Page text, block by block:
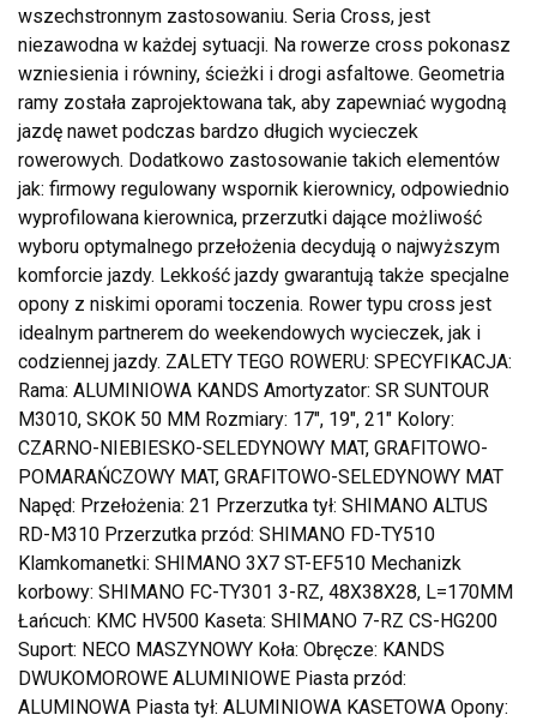
wszechstronnym zastosowaniu. Seria Cross, jest
niezawodna w każdej sytuacji. Na rowerze cross pokonasz
wzniesienia i równiny, ścieżki i drogi asfaltowe. Geometria
ramy została zaprojektowana tak, aby zapewniać wygodną
jazdę nawet podczas bardzo długich wycieczek
rowerowych. Dodatkowo zastosowanie takich elementów
jak: firmowy regulowany wspornik kierownicy, odpowiednio
wyprofilowana kierownica, przerzutki dające możliwość
wyboru optymalnego przełożenia decydują o najwyższym
komforcie jazdy. Lekkość jazdy gwarantują także specjalne
opony z niskimi oporami toczenia. Rower typu cross jest
idealnym partnerem do weekendowych wycieczek, jak i
codziennej jazdy. ZALETY TEGO ROWERU: SPECYFIKACJA:
Rama: ALUMINIOWA KANDS Amortyzator: SR SUNTOUR
M3010, SKOK 50 MM Rozmiary: 17″, 19″, 21″ Kolory:
CZARNO-NIEBIESKO-SELEDYNOWY MAT, GRAFITOWO-
POMARAŃCZOWY MAT, GRAFITOWO-SELEDYNOWY MAT
Napęd: Przełożenia: 21 Przerzutka tył: SHIMANO ALTUS
RD-M310 Przerzutka przód: SHIMANO FD-TY510
Klamkomanetki: SHIMANO 3X7 ST-EF510 Mechanizk
korbowy: SHIMANO FC-TY301 3-RZ, 48X38X28, L=170MM
Łańcuch: KMC HV500 Kaseta: SHIMANO 7-RZ CS-HG200
Suport: NECO MASZYNOWY Koła: Obręcze: KANDS
DWUKOMOROWE ALUMINIOWE Piasta przód:
ALUMINOWA Piasta tył: ALUMINIOWA KASETOWA Opony: